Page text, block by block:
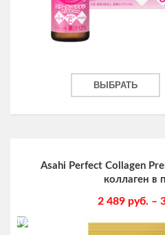
ВЫБРАТЬ
Asahi Perfect Collagen
коллаген в
2 489 руб. –
-10%